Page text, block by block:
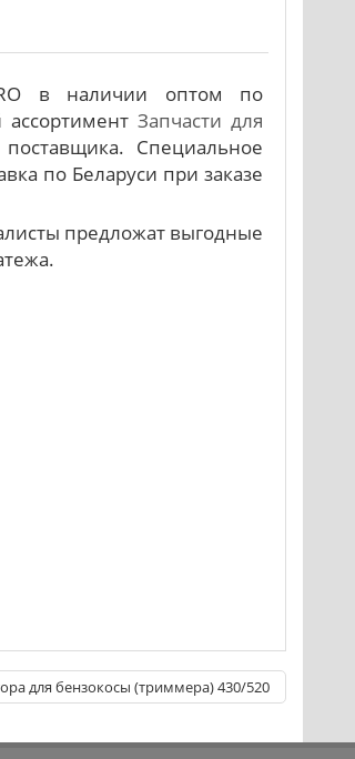
в наличии оптом по
ассортиментЗапчасти для
Специальное
по Беларуси при заказе
предложат выгодные
для бензокосы (триммера) 430/520